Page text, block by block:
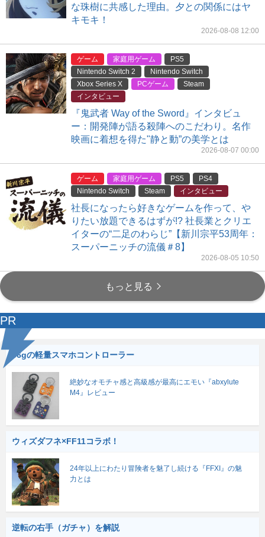
な珠樹に共感した理由。夕との関係にはヤ
キモキ！
2026-08-08 12:00
ゲーム 家庭用ゲーム
PS5
Nintendo Switch 2
Nintendo Switch
Xbox Series X
PCゲーム
Steam
インタビュー
『鬼武者 Way of the Sword』インタビュ
ー：開発陣が語る殺陣へのこだわり。名作
映画に着想を得た"静と動”の美学とは
2026-08-07 00:00
ゲーム 家庭用ゲーム PS5
PS4
Nintendo Switch
Steam インタビュー
社長になったら好きなゲームを作って、や
りたい放題できるはずが!? 社長業とクリエ
イターの“二足のわらじ”【新川宗平53周年：
スーパーニッチの流儀＃8】
2026-08-05 10:50
もっと見る
PR
56gの軽量スマホコントローラー
絶妙なオモチャ感と高級感が最高にエモい『abxylute
M4』レビュー
ウィズダフネ×FF11コラボ！
24年以上にわたり冒険者を魅了し続ける『FFXI』の魅
力とは
逆転の右手（ガチャ）を解説